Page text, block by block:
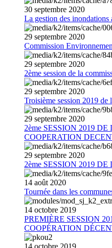
30 septembre 2020
La gestion des
29 septembre 2020
Commission
29 septembre 2020
2ème session de la
29 septembre 2020
Troisième session 2019
29 septembre 2020
2ème SESSION 2019
COOPERATION
29 septembre 2020
2ème SESSION 2019
14 août 2020
Tournée dans les
14 octobre 2019
PREMIÈRE SESSION
COOPÉRATION
14 octobre 2019